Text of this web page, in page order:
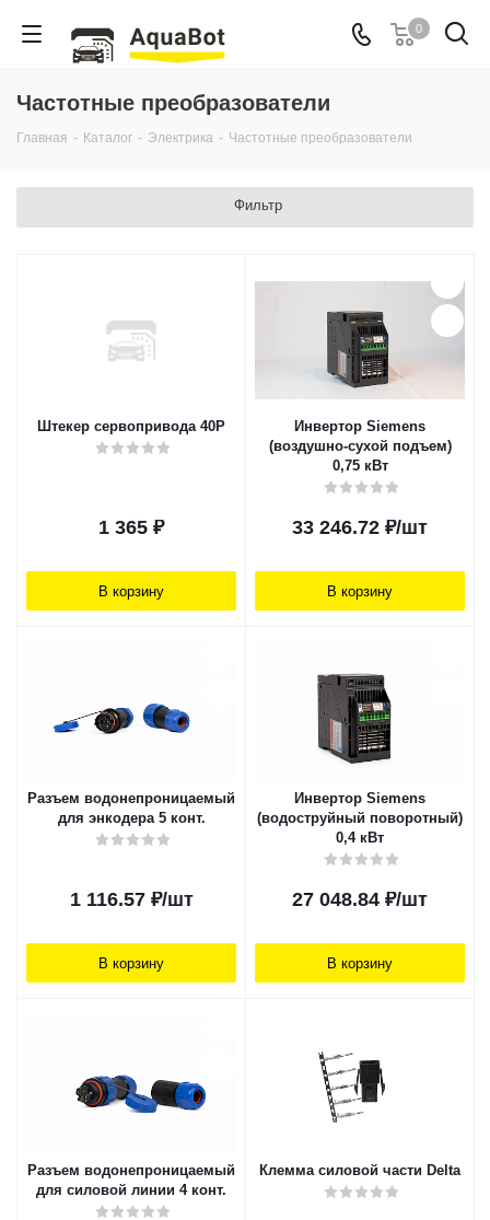
0
Частотные преобразователи
Главная - Каталог - Электрика - Частотные преобразователи
Фильтр
Штекер сервопривода 40P
1 365 ₽
В корзину
Инвертор Siemens
(воздушно-сухой подъем)
0,75 кВт
33 246.72 ₽/шт
В корзину
Разъем водонепроницаемый
для энкодера 5 конт.
1 116.57₽/шт
В корзину
Инвертор Siemens
(водоструйный поворотный)
0,4 кВт
27 048.84 ₽/шт
В корзину
Разъем водонепроницаемый
для силовой линии 4 конт.
Клемма силовой части Delta